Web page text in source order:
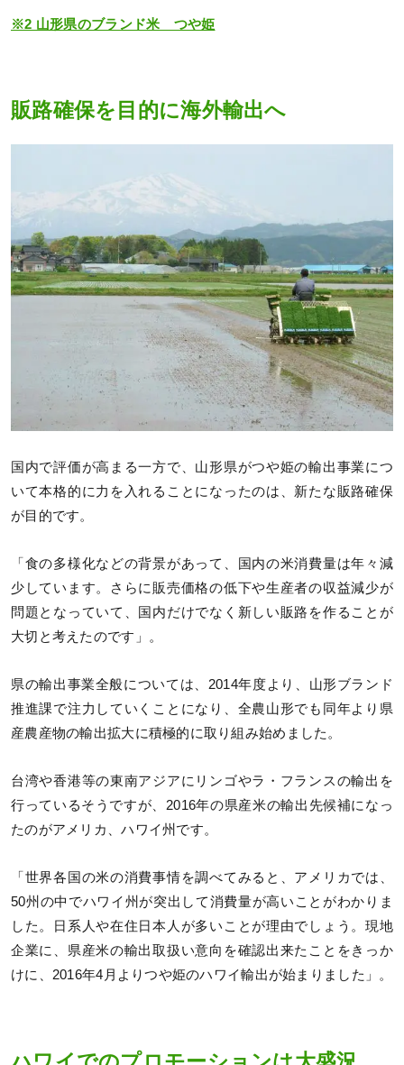
※2 山形県のブランド米 つや姫
販路確保を目的に海外輸出へ
国内で評価が高まる一方で、山形県がつや姫の輸出事業につ
いて本格的に力を入れることになったのは、新たな販路確保
が目的です。
「食の多様化などの背景があって、国内の米消費量は年々減
少しています。さらに販売価格の低下や生産者の収益減少が
問題となっていて、国内だけでなく新しい販路を作ることが
大切と考えたのです」。
県の輸出事業全般については、2014年度より、山形ブランド
推進課で注力していくことになり、全農山形でも同年より県
産農産物の輸出拡大に積極的に取り組み始めました。
台湾や香港等の東南アジアにリンゴやラ・フランスの輸出を
行っているそうですが、2016年の県産米の輸出先候補になっ
たのがアメリカ、ハワイ州です。
「世界各国の米の消費事情を調べてみると、アメリカでは、
50州の中でハワイ州が突出して消費量が高いことがわかりま
した。日系人や在住日本人が多いことが理由でしょう。現地
企業に、県産米の輸出取扱い意向を確認出来たことをきっか
けに、2016年4月よりつや姫のハワイ輸出が始まりました」。